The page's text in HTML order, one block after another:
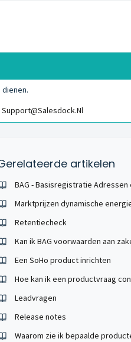
Support@salesdock.nl
artikelen
Marktprijzen dynamische
Retentiecheck
Een SoHo product inrichten
Hoe kan ik een productvraag
Leadvragen
Release notes
Waarom zie ik bepaalde